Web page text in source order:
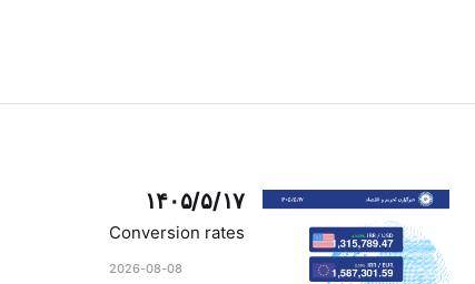
۱۴۰۵/۵/۱۷
Conversion rates
2026-08-08